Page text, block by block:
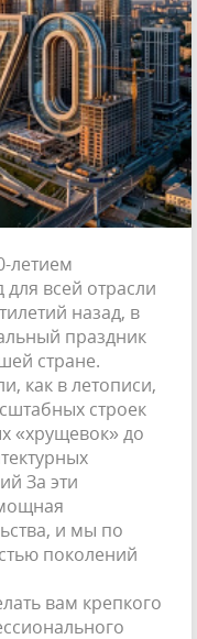
летием
для всей отрасли
назад, в
праздник
стране.
как в летописи,
строек
«хрущевок» до
За эти
и мы по
поколений
вам крепкого